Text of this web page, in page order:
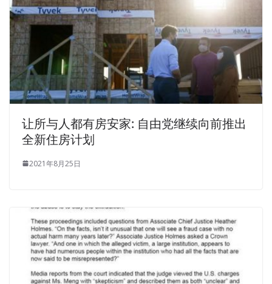
让所与人都有房安家: 自由党继续向前推出
全新住房计划
2021年8月25日